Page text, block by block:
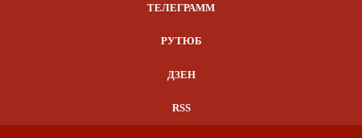
ТЕЛЕГРАММ
РУТЮБ
ДЗЕН
RSS